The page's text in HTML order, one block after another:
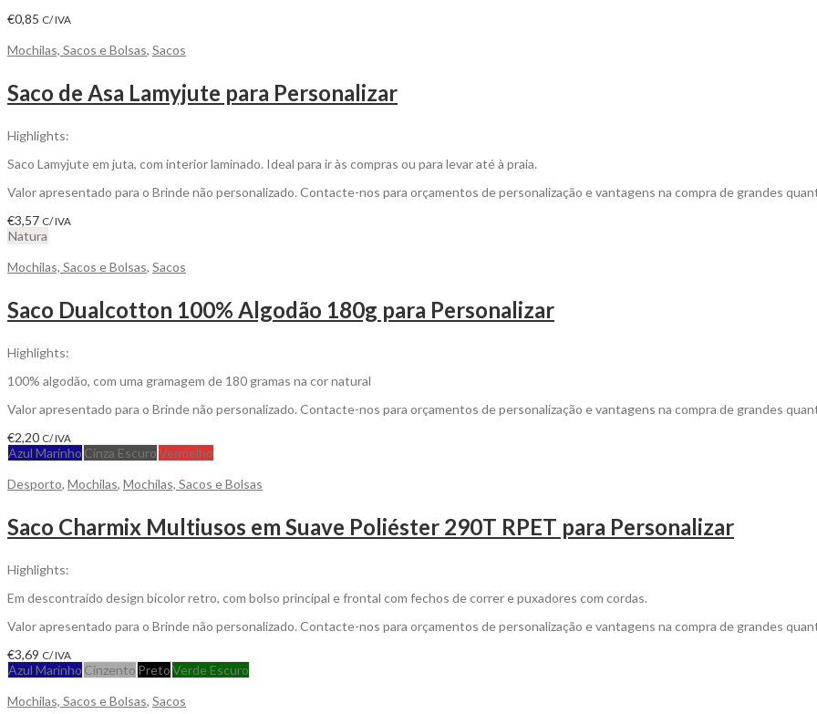
€0,85 C/ IVA
Mochilas, Sacos e Bolsas, Sacos
Saco de Asa Lamyjute para Personalizar
Highlights:
Saco Lamyjute em juta, com interior laminado. Ideal para ir às compras ou para levar até à praia.
Valor apresentado para o Brinde não personalizado. Contacte-nos para orçamentos de personalização e vantagens na compra de grandes
€3,57 C/ IVA
Natura
Mochilas, Sacos e Bolsas, Sacos
Saco Dualcotton 100% Algodão 180g para Personalizar
Highlights:
100% algodão, com uma gramagem de 180 gramas na cor natural
Valor apresentado para o Brinde não personalizado. Contacte-nos para orçamentos de personalização e vantagens na compra de grandes
€2,20 C/ IVA
Azul Marinho Cinza EscuroVermelho
Desporto, Mochilas, Mochilas, Sacos e Bolsas
Saco Charmix Multiusos em Suave Poliéster 290T RPET para Personalizar
Highlights:
Em descontraído design bicolor retro, com bolso principal e frontal com fechos de correr e puxadores com cordas.
Valor apresentado para o Brinde não personalizado. Contacte-nos para orçamentos de personalização e vantagens na compra de grandes
€3,69 C/ IVA
Azul Marinho Cinzento PretoVerde Escuro
Mochilas, Sacos e Bolsas, Sacos